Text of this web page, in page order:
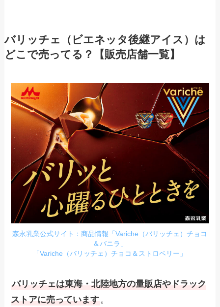
バリッチェ（ビエネッタ後継アイス）は
どこで売ってる？【販売店舗一覧】
森永乳業公式サイト：商品情報「Variche（バリッチェ）チョコ
＆バニラ」
「Variche（バリッチェ）チョコ＆ストロベリー」
バリッチェは東海・北陸地方の量販店やドラック
ストアに売っています 。